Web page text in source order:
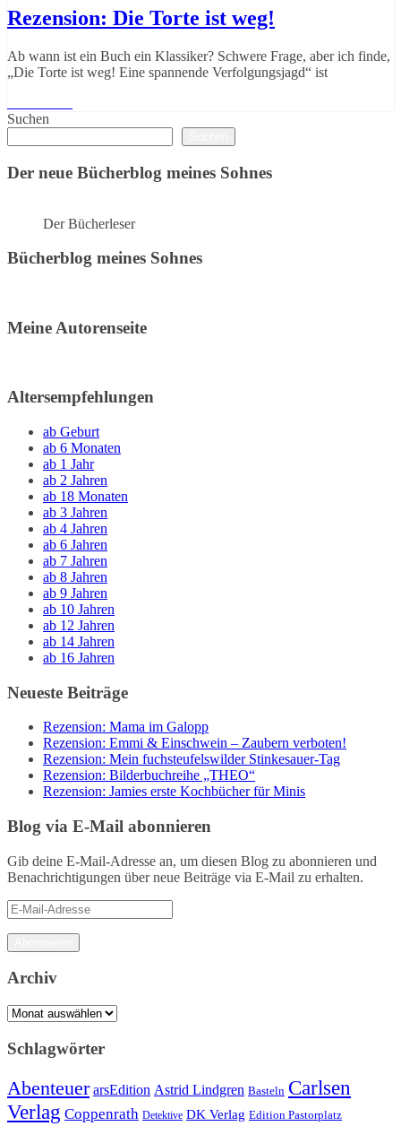
Rezension: Die Torte ist weg!
Ab wann ist ein Buch ein Klassiker? Schwere Frage, aber ich finde,
„Die Torte ist weg! Eine spannende Verfolgungsjagd“ ist
Suchen
Der neue Bücherblog meines Sohnes
Der Bücherleser
Bücherblog meines Sohnes
Meine Autorenseite
Altersempfehlungen
ab Geburt
ab 6 Monaten
ab 1 Jahr
ab 2 Jahren
ab 18 Monaten
ab 3 Jahren
ab 4 Jahren
ab 6 Jahren
ab 7 Jahren
ab 8 Jahren
ab 9 Jahren
ab 10 Jahren
ab 12 Jahren
ab 14 Jahren
ab 16 Jahren
Neueste Beiträge
Rezension: Mama im Galopp
Rezension: Emmi & Einschwein – Zaubern verboten!
Rezension: Mein fuchsteufelswilder Stinkesauer-Tag
Rezension: Bilderbuchreihe „THEO“
Rezension: Jamies erste Kochbücher für Minis
Blog via E-Mail abonnieren
Gib deine E-Mail-Adresse an, um diesen Blog zu abonnieren und
Benachrichtigungen über neue Beiträge via E-Mail zu erhalten.
E-
Mail-
Adresse
Archiv
Archiv
Schlagwörter
Abenteuer arsEdition Astrid Lindgren Basteln Carlsen
Verlag Coppenrath Detektive DK Verlag Edition Pastorplatz